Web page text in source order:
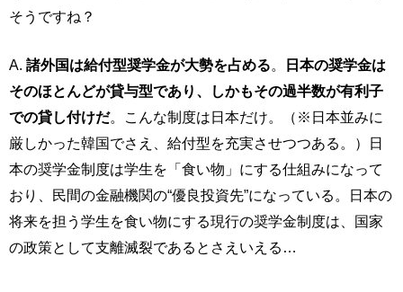
そうですね？
A. 諸外国は給付型奨学金が大勢を占める。
日本の奨学金は
そのほとんどが貸与型であり、しかもその過半数が有利子
での貸し付けだ。こんな制度は日本だけ。（※日本並みに
厳しかった韓国でさえ、給付型を充実させつつある。）日
本の奨学金制度は学生を「食い物」にする仕組みになって
おり、民間の金融機関の“優良投資先”になっている。日本の
将来を担う学生を食い物にする現行の奨学金制度は、国家
の政策として支離滅裂であるとさえいえる…